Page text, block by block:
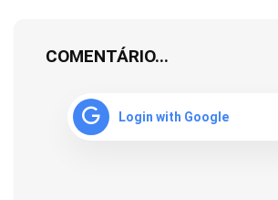
COMENTÁRIO...
Login with Google